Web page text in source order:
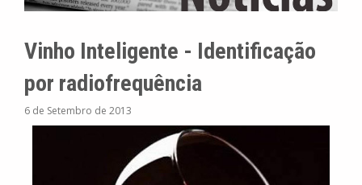
Vinho Inteligente - Identificação
por radiofrequência
6 de Setembro de 2013